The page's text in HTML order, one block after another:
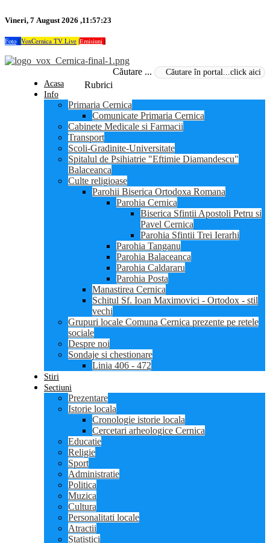
Vineri, 7 August 2026 ,11:57:23
Foto | VoxCernica TV Live |Emisiuni |
Căutare ...
Rubrici
Acasa
Info
Primaria Cernica
Comunicate Primaria Cernica
Cabinete Medicale si Farmacii
Transport
Scoli-Gradinite-Universitate
Spitalul de Psihiatrie "Eftimie Diamandescu"
Balaceanca
Culte religioase
Parohii Biserica Ortodoxa Romana
Parohia Cernica
Biserica Sfintii Apostoli Petru si
Pavel Cernica
Parohia Sfintii Trei Ierarhi
Parohia Tanganu
Parohia Balaceanca
Parohia Caldararu
Parohia Posta
Manastirea Cernica
Schitul Sf. Ioan Maximovici - Ortodox - stil
vechi
Grupuri locale Comuna Cernica prezente pe retele
sociale
Despre noi
Sondaje si chestionare
Linia 406 - 472
Stiri
Sectiuni
Prezentare
Istorie locala
Cronologie istorie locala
Cercetari arheologice Cernica
Educatie
Religie
Sport
Administratie
Politica
Muzica
Cultura
Personalitati locale
Atractii
Statistici